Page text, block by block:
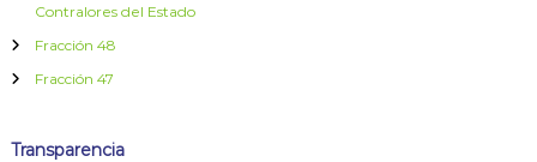
s
Contralores del Estado
Fracción 48
Fracción 47
Transparencia